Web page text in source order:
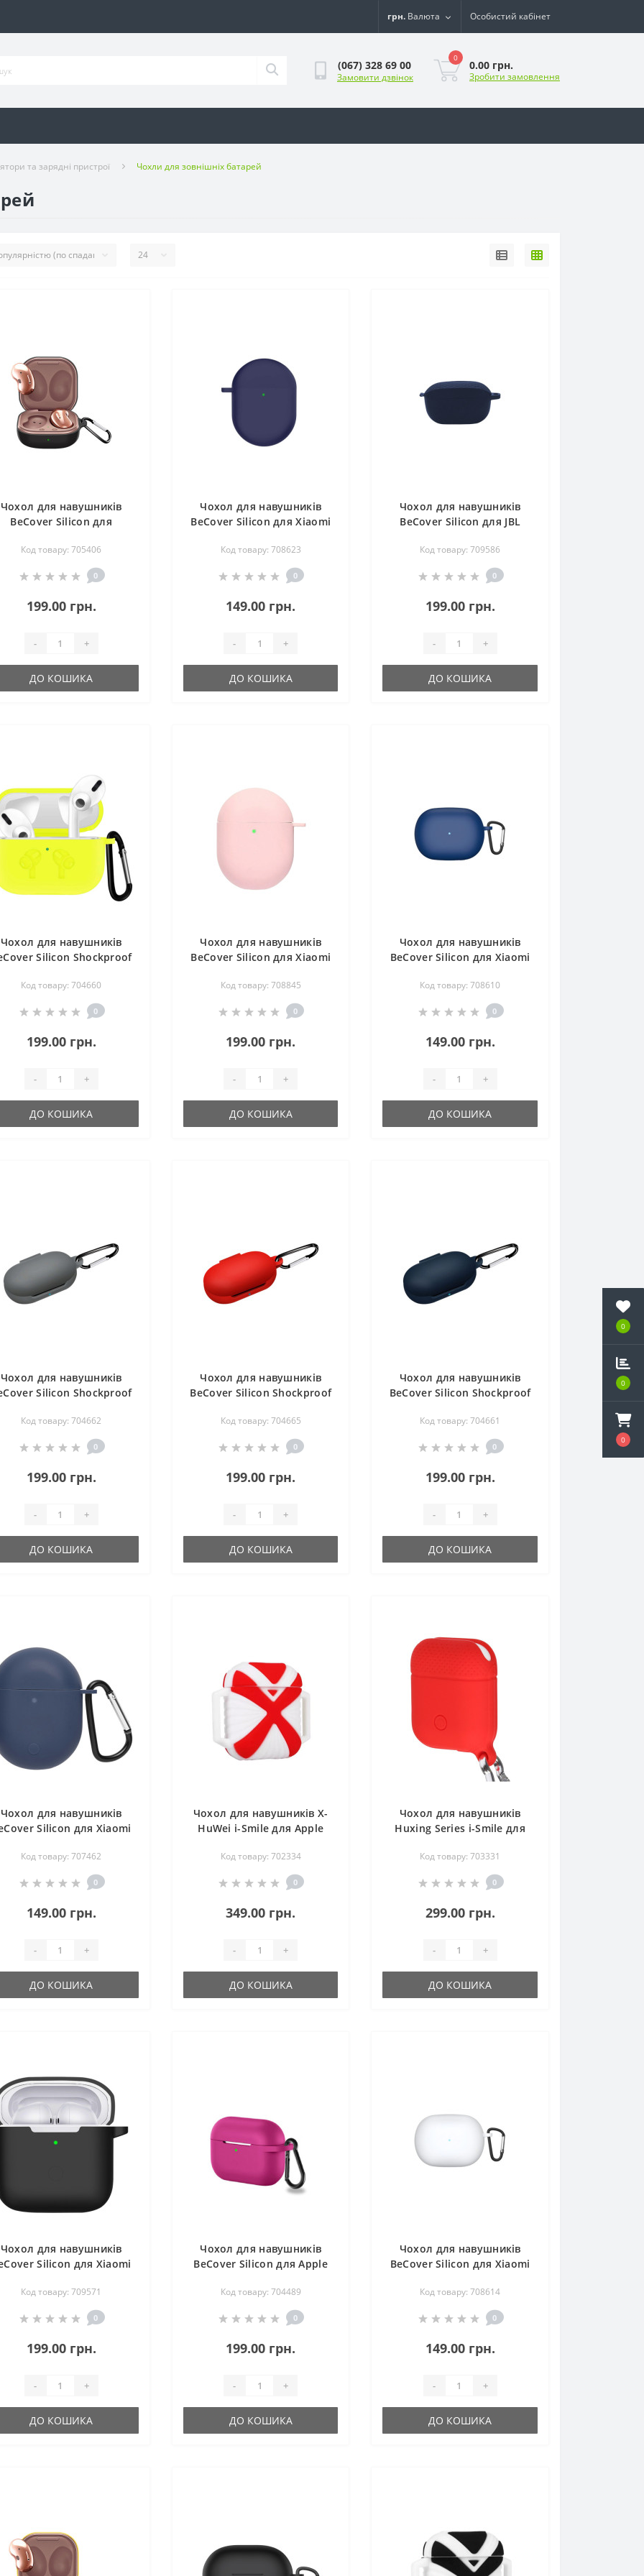
0
0
0
грн. Валюта Особистий кабінет
(067) 328 69 00
Замовити дзвінок
0
0.00 грн.
Зробити замовлення
та зарядні пристрої Чохли для зовнішніх батарей
Чохол для навушників
BeCover Silicon для
Buds Live / Buds Pro Black
Код товару: 705406
0
199.00 грн.
- +
ДО КОШИКА
Чохол для навушників
BeCover Silicon для Xiaomi
(708623)
Код товару: 708623
0
149.00 грн.
- +
ДО КОШИКА
Чохол для навушників
BeCover Silicon для JBL
Deep Blue (709586)
Код товару: 709586
0
199.00 грн.
- +
ДО КОШИКА
Чохол для навушників
Silicon Shockproof
Buds+ Burgundy Red
Код товару: 704660
0
199.00 грн.
- +
ДО КОШИКА
Чохол для навушників
BeCover Silicon для Xiaomi
Код товару: 708845
0
199.00 грн.
- +
ДО КОШИКА
Чохол для навушників
BeCover Silicon для Xiaomi
(708610)
Код товару: 708610
0
149.00 грн.
- +
ДО КОШИКА
Чохол для навушників
Silicon Shockproof
Buds+ Gray (704662)
Код товару: 704662
0
199.00 грн.
- +
ДО КОШИКА
Чохол для навушників
BeCover Silicon Shockproof
Buds+ Red (704665)
Код товару: 704665
0
199.00 грн.
- +
ДО КОШИКА
Чохол для навушників
BeCover Silicon Shockproof
Buds+ Deep Blue (704661)
Код товару: 704661
0
199.00 грн.
- +
ДО КОШИКА
Чохол для навушників
Silicon для Xiaomi
(707462)
Код товару: 707462
0
149.00 грн.
- +
ДО КОШИКА
Чохол для навушників X-
HuWei i-Smile для Apple
(702334)
Код товару: 702334
0
349.00 грн.
- +
ДО КОШИКА
Чохол для навушників
Huxing Series i-Smile для
(703331)
Код товару: 703331
0
299.00 грн.
- +
ДО КОШИКА
Чохол для навушників
Silicon для Xiaomi
Код товару: 709571
0
199.00 грн.
- +
ДО КОШИКА
Чохол для навушників
BeCover Silicon для Apple
(704489)
Код товару: 704489
0
199.00 грн.
- +
ДО КОШИКА
Чохол для навушників
BeCover Silicon для Xiaomi
(708614)
Код товару: 708614
0
149.00 грн.
- +
ДО КОШИКА